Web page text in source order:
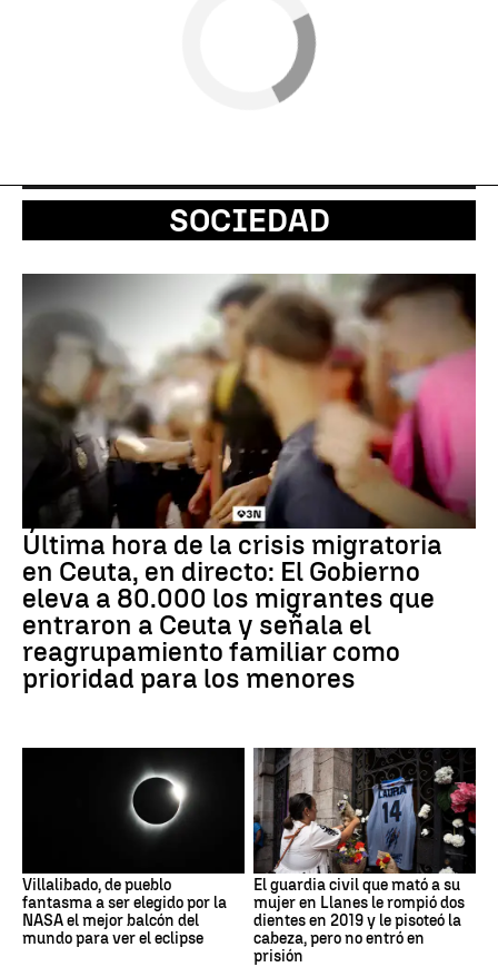
SOCIEDAD
Última hora de la crisis migratoria
en Ceuta, en directo: El Gobierno
eleva a 80.000 los migrantes que
entraron a Ceuta y señala el
reagrupamiento familiar como
prioridad para los menores
Villalibado, de pueblo
fantasma a ser elegido por la
NASA el mejor balcón del
mundo para ver el eclipse
El guardia civil que mató a su
mujer en Llanes le rompió dos
dientes en 2019 y le pisoteó la
cabeza, pero no entró en
prisión